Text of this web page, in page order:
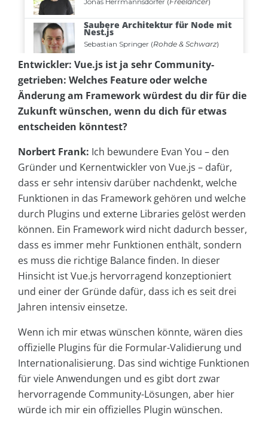
Entwickler: Vue.js ist ja sehr Community-
getrieben: Welches Feature oder welche
Änderung am Framework würdest du dir für die
Zukunft wünschen, wenn du dich für etwas
entscheiden könntest?
Norbert Frank: Ich bewundere Evan You – den
Gründer und Kernentwickler von Vue.js – dafür,
dass er sehr intensiv darüber nachdenkt, welche
Funktionen in das Framework gehören und welche
durch Plugins und externe Libraries gelöst werden
können. Ein Framework wird nicht dadurch besser,
dass es immer mehr Funktionen enthält, sondern
es muss die richtige Balance finden. In dieser
Hinsicht ist Vue.js hervorragend konzeptioniert
und einer der Gründe dafür, dass ich es seit drei
Jahren intensiv einsetze.
Wenn ich mir etwas wünschen könnte, wären dies
offizielle Plugins für die Formular-Validierung und
Internationalisierung. Das sind wichtige Funktionen
für viele Anwendungen und es gibt dort zwar
hervorragende Community-Lösungen, aber hier
würde ich mir ein offizielles Plugin wünschen.